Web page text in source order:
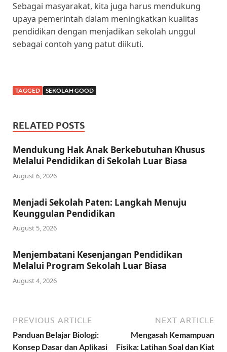
Sebagai masyarakat, kita juga harus mendukung
upaya pemerintah dalam meningkatkan kualitas
pendidikan dengan menjadikan sekolah unggul
sebagai contoh yang patut diikuti.
TAGGED SEKOLAH GOOD
RELATED POSTS
Mendukung Hak Anak Berkebutuhan Khusus
Melalui Pendidikan di Sekolah Luar Biasa
August 6, 2026
Menjadi Sekolah Paten: Langkah Menuju
Keunggulan Pendidikan
August 5, 2026
Menjembatani Kesenjangan Pendidikan
Melalui Program Sekolah Luar Biasa
August 4, 2026
PREVIOUS ARTICLE
Panduan Belajar Biologi:
Konsep Dasar dan Aplikasi
NEXT ARTICLE
Mengasah Kemampuan
Fisika: Latihan Soal dan Kiat